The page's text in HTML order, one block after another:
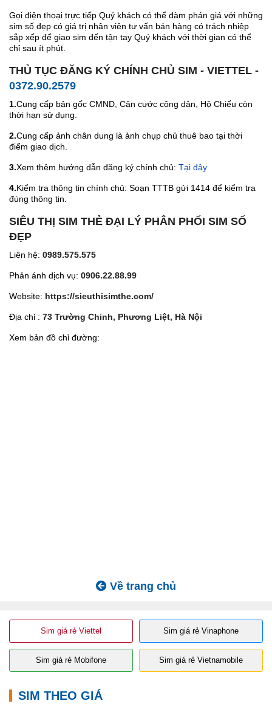
Gọi điện thoại trực tiếp Quý khách có thể đàm phán giá với những
sim số đẹp có giá trị nhân viên tư vấn bán hàng có trách nhiệp
sắp xếp để giao sim đến tận tay Quý khách với thời gian có thể
chỉ sau ít phút.
THỦ TỤC ĐĂNG KÝ CHÍNH CHỦ SIM - VIETTEL -
0372.90.2579
1.Cung cấp bản gốc CMND, Căn cước công dân, Hộ Chiếu còn
thời hạn sử dụng.
2.Cung cấp ảnh chân dung là ảnh chụp chủ thuê bao tại thời
điểm giao dịch.
3.Xem thêm hướng dẫn đăng ký chính chủ: Tại đây
4.Kiểm tra thông tin chính chủ: Soạn TTTB gửi 1414 để kiểm tra
đúng thông tin.
SIÊU THỊ SIM THẺ ĐẠI LÝ PHÂN PHỐI SIM SỐ
ĐẸP
Liên hệ: 0989.575.575
Phản ánh dịch vụ: 0906.22.88.99
Website: https://sieuthisimthe.com/
Địa chỉ : 73 Trường Chinh, Phương Liệt, Hà Nội
Xem bản đồ chỉ đường:
Về trang chủ
Sim giá rẻ Viettel Sim giá rẻ Vinaphone
Sim giá rẻ Mobifone Sim giá rẻ Vietnamobile
SIM THEO GIÁ